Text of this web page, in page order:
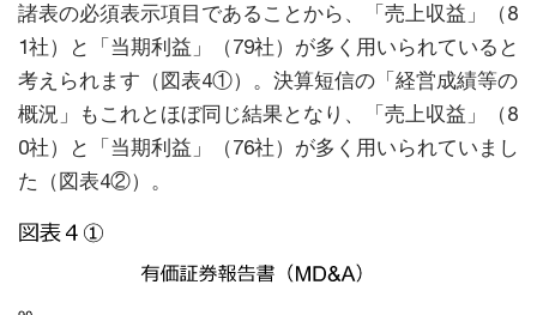
諸表の必須表示項目であることから、「売上収益」（8
1社）と「当期利益」（79社）が多く用いられていると
考えられます（図表4①）。決算短信の「経営成績等の
概況」もこれとほぼ同じ結果となり、「売上収益」（8
0社）と「当期利益」（76社）が多く用いられていまし
た（図表4②）。